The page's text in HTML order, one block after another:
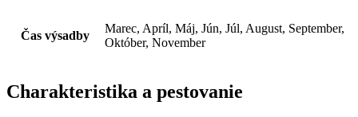
Čas výsadby
Marec, Apríl, Máj, Jún, Júl, August, September,
Október, November
Charakteristika a pestovanie